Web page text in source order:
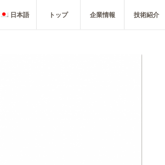
日本語 トップ 企業情報 技術紹介